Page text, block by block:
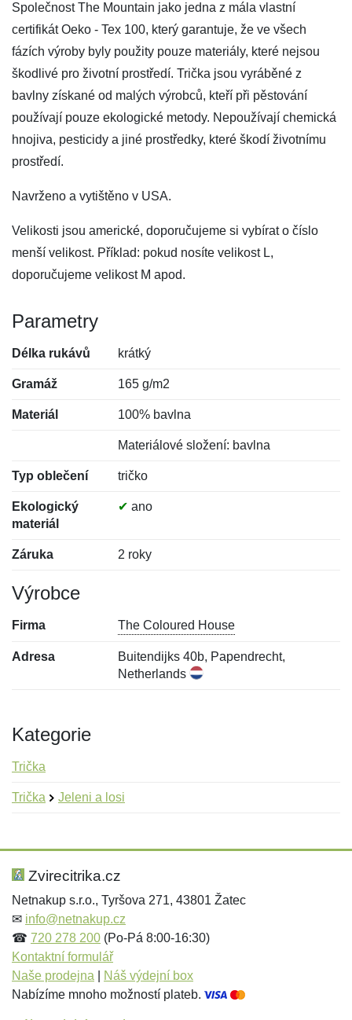
Společnost The Mountain jako jedna z mála vlastní
certifikát Oeko - Tex 100, který garantuje, že ve všech
fázích výroby byly použity pouze materiály, které nejsou
škodlivé pro životní prostředí. Trička jsou vyráběné z
bavlny získané od malých výrobců, kteří při pěstování
používají pouze ekologické metody. Nepoužívají chemická
hnojiva, pesticidy a jiné prostředky, které škodí životnímu
prostředí.
Navrženo a vytištěno v USA.
Velikosti jsou americké, doporučujeme si vybírat o číslo
menší velikost. Příklad: pokud nosíte velikost L,
doporučujeme velikost M apod.
Parametry
Délka rukávů krátký
Gramáž 165 g/m2
Materiál 100% bavlna
Materiálové složení: bavlna
Typ oblečení tričko
Ekologický
materiál
✔ ano
Záruka 2 roky
Výrobce
Firma The Coloured House
Adresa
Buitendijks 40b, Papendrecht,
Netherlands
Kategorie
Trička
Trička Jeleni a losi
Hodnocení:
Jméno: *
Jméno:
E-mail:*
Zvirecitrika.cz
Netnakup s.r.o., Tyršova 271, 43801 Žatec
✉ info@netnakup.cz
☎ 720 278 200 (Po-Pá 8:00-16:30)
Kontaktní formulář
Naše prodejna
Náš výdejní box
Nabízíme mnoho možností plateb.